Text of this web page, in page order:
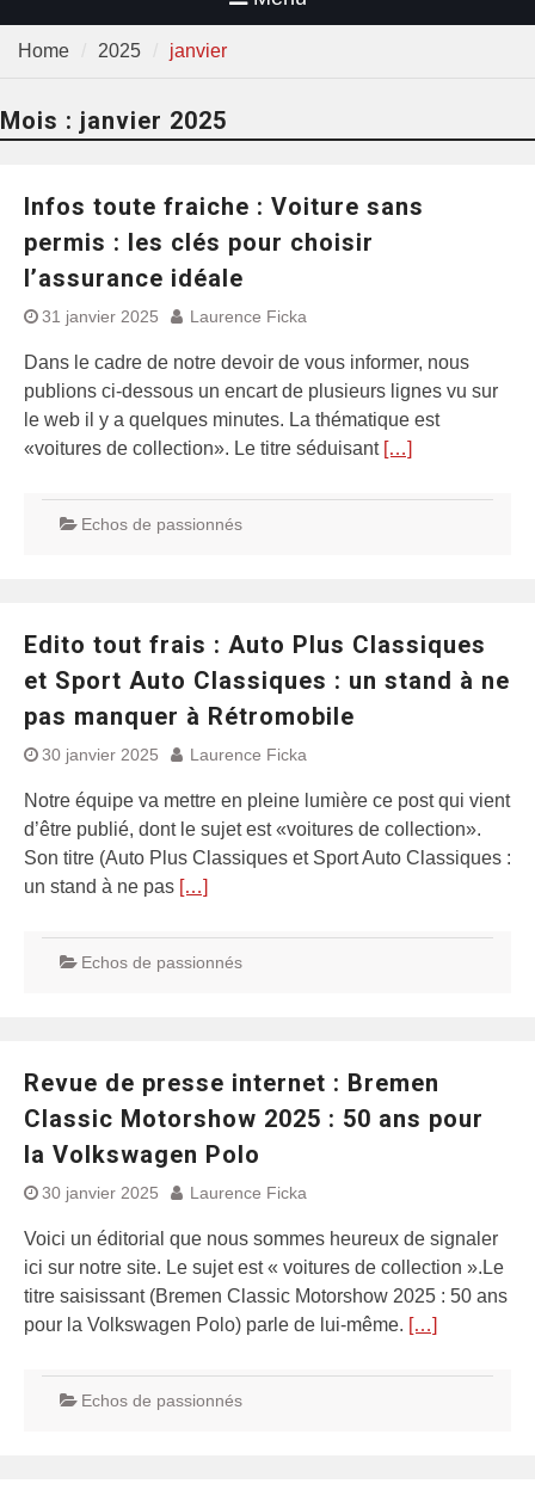
Home 2025 janvier
Mois : janvier 2025
Infos toute fraiche : Voiture sans
permis : les clés pour choisir
l’assurance idéale
31 janvier 2025 Laurence Ficka
Dans le cadre de notre devoir de vous informer, nous
publions ci-dessous un encart de plusieurs lignes vu sur
le web il y a quelques minutes. La thématique est
«voitures de collection». Le titre séduisant […]
Echos de passionnés
Edito tout frais : Auto Plus Classiques
et Sport Auto Classiques : un stand à ne
pas manquer à Rétromobile
30 janvier 2025 Laurence Ficka
Notre équipe va mettre en pleine lumière ce post qui vient
d’être publié, dont le sujet est «voitures de collection».
Son titre (Auto Plus Classiques et Sport Auto Classiques :
un stand à ne pas […]
Echos de passionnés
Revue de presse internet : Bremen
Classic Motorshow 2025 : 50 ans pour
la Volkswagen Polo
30 janvier 2025 Laurence Ficka
Voici un éditorial que nous sommes heureux de signaler
ici sur notre site. Le sujet est « voitures de collection ».Le
titre saisissant (Bremen Classic Motorshow 2025 : 50 ans
pour la Volkswagen Polo) parle de lui-même. […]
Echos de passionnés